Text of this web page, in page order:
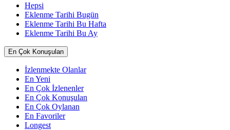
Hepsi
Eklenme Tarihi Bugün
Eklenme Tarihi Bu Hafta
Eklenme Tarihi Bu Ay
En Çok Konuşulan
İzlenmekte Olanlar
En Yeni
En Çok İzlenenler
En Çok Konuşulan
En Çok Oylanan
En Favoriler
Longest